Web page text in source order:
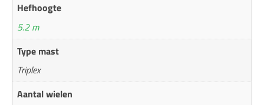
Hefhoogte
5.2 m
Type mast
Triplex
Aantal wielen